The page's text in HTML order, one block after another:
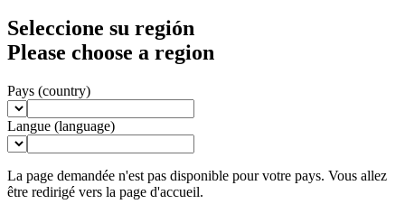
Seleccione su región
Please choose a region
Pays (country)
Langue (language)
La page demandée n'est pas disponible pour votre pays. Vous allez
être redirigé vers la page d'accueil.